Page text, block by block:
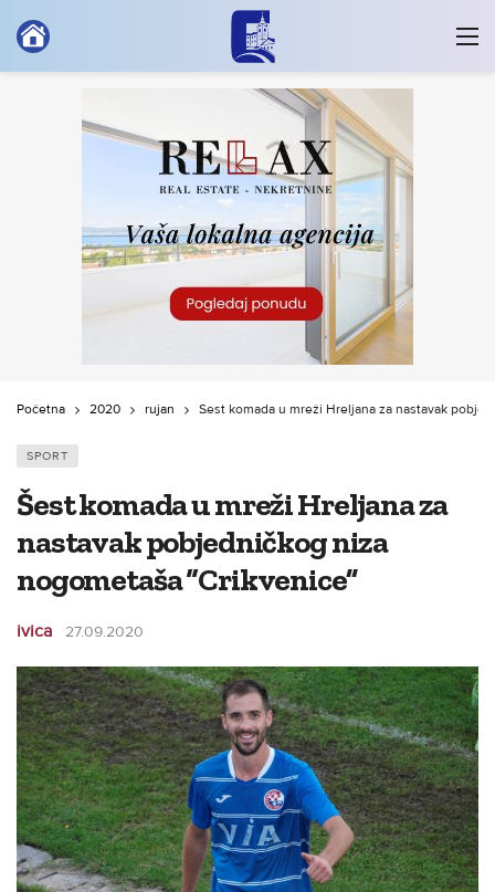
Početna 2020 rujan Šest komada u mreži Hreljana za nastavak
SPORT
Šest komada u mreži Hreljana za
nastavak pobjedničkog niza
nogometaša “Crikvenice”
ivica 27.09.2020